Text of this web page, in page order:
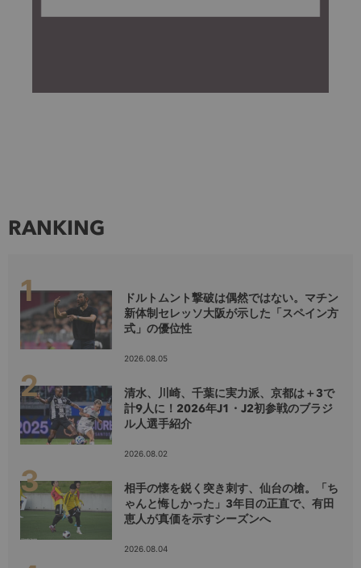
RANKING
ドルトムント撃破は偶然ではない。マチン
新体制セレッソ大阪が示した「スペイン方
式」の優位性
2026.08.05
清水、川崎、千葉に実力派、京都は＋3で
計9人に！2026年J1・J2初参戦のブラジ
ル人選手紹介
2026.08.02
相手の懐を鋭く突き刺す、仙台の槍。「ち
ゃんと悔しかった」3年目の正直で、有田
恵人が真価を示すシーズンへ
2026.08.04